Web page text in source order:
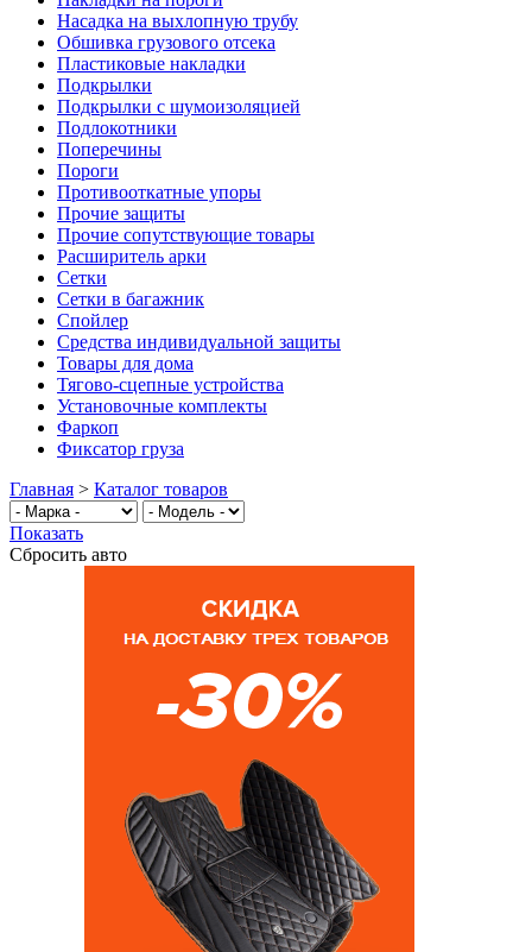
Насадка на выхлопную трубу
Обшивка грузового отсека
Пластиковые накладки
Подкрылки
Подкрылки с шумоизоляцией
Подлокотники
Поперечины
Пороги
Противооткатные упоры
Прочие защиты
Прочие сопутствующие товары
Расширитель арки
Сетки
Сетки в багажник
Спойлер
Средства индивидуальной защиты
Товары для дома
Тягово-сцепные устройства
Установочные комплекты
Фаркоп
Фиксатор груза
Главная > Каталог товаров
Показать
Сбросить авто